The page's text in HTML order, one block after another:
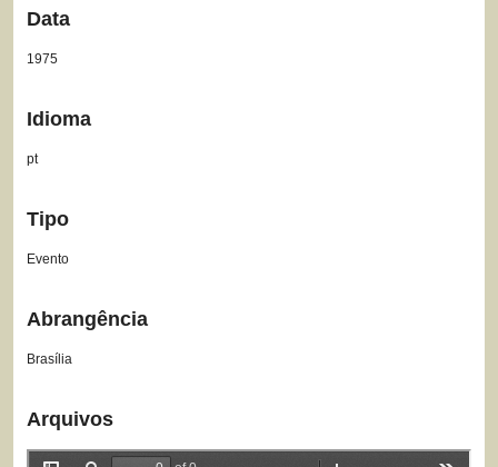
Data
1975
Idioma
pt
Tipo
Evento
Abrangência
Brasília
Arquivos